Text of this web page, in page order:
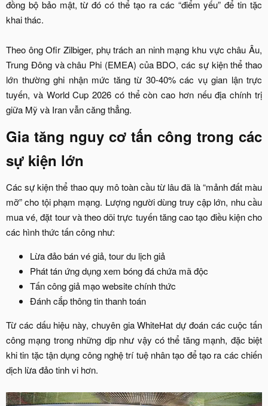
đồng bộ bảo mật, từ đó có thể tạo ra các “điểm yếu” để tin tặc
khai thác.
Theo ông Ofir Zilbiger, phụ trách an ninh mạng khu vực châu Âu,
Trung Đông và châu Phi (EMEA) của BDO, các sự kiện thể thao
lớn thường ghi nhận mức tăng từ 30-40% các vụ gian lận trực
tuyến, và World Cup 2026 có thể còn cao hơn nếu địa chính trị
giữa Mỹ và Iran vẫn căng thẳng.​
Gia tăng nguy cơ tấn công trong các
sự kiện lớn​
Các sự kiện thể thao quy mô toàn cầu từ lâu đã là “mảnh đất màu
mỡ” cho tội phạm mạng. Lượng người dùng truy cập lớn, nhu cầu
mua vé, đặt tour và theo dõi trực tuyến tăng cao tạo điều kiện cho
các hình thức tấn công như:​
Lừa đảo bán vé giả, tour du lịch giả​
Phát tán ứng dụng xem bóng đá chứa mã độc​
Tấn công giả mạo website chính thức​
Đánh cắp thông tin thanh toán​
Từ các dấu hiệu này, chuyên gia WhiteHat dự đoán các cuộc tấn
công mạng trong những dịp như vậy có thể tăng mạnh, đặc biệt
khi tin tặc tận dụng công nghệ trí tuệ nhân tạo để tạo ra các chiến
dịch lừa đảo tinh vi hơn.​